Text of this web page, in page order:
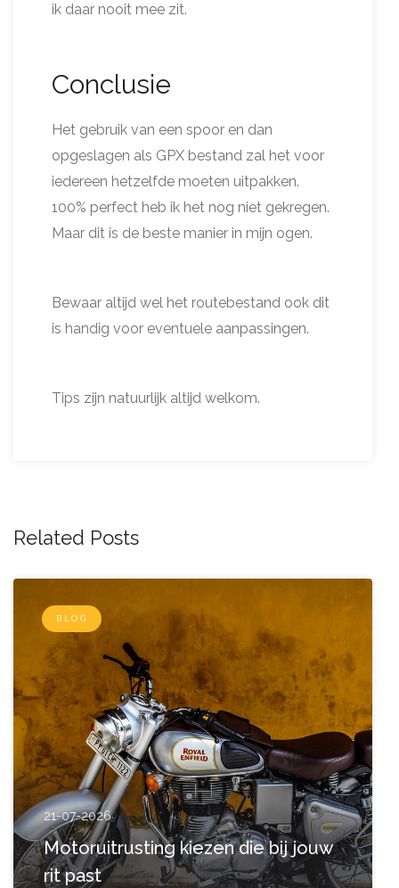
ik daar nooit mee zit.
Conclusie
Het gebruik van een spoor en dan
opgeslagen als GPX bestand zal het voor
iedereen hetzelfde moeten uitpakken.
100% perfect heb ik het nog niet gekregen.
Maar dit is de beste manier in mijn ogen.
Bewaar altijd wel het routebestand ook dit
is handig voor eventuele aanpassingen.
Tips zijn natuurlijk altijd welkom.
Related Posts
BLOG
21-07-2026
Motoruitrusting kiezen die bij jouw
rit past